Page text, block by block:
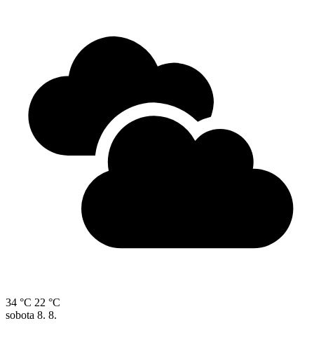
34 °C 22 °C
sobota 8. 8.